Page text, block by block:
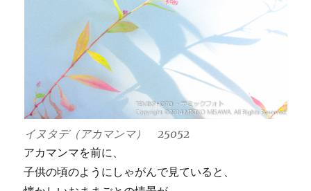
イヌタデ（アカマンマ） 25052
アカマンマを前に、
子供の頃のようにしゃがんで見ていると、